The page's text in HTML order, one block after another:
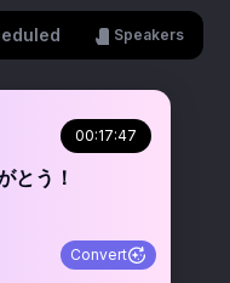
Speakers
00:17:47
とう！
Convert